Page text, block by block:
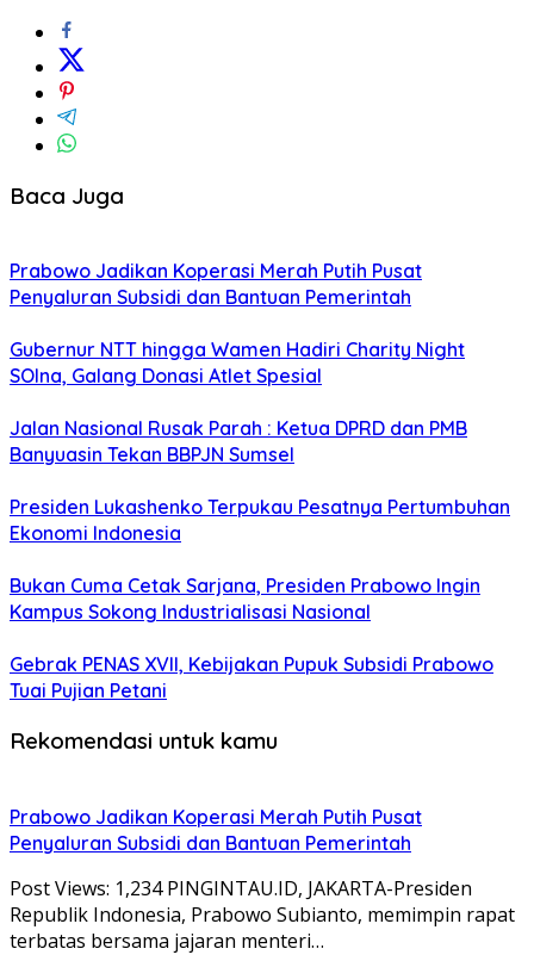
Baca Juga
Prabowo Jadikan Koperasi Merah Putih Pusat
Penyaluran Subsidi dan Bantuan Pemerintah
Gubernur NTT hingga Wamen Hadiri Charity Night
SOIna, Galang Donasi Atlet Spesial
Jalan Nasional Rusak Parah : Ketua DPRD dan PMB
Banyuasin Tekan BBPJN Sumsel
Presiden Lukashenko Terpukau Pesatnya Pertumbuhan
Ekonomi Indonesia
Bukan Cuma Cetak Sarjana, Presiden Prabowo Ingin
Kampus Sokong Industrialisasi Nasional
Gebrak PENAS XVII, Kebijakan Pupuk Subsidi Prabowo
Tuai Pujian Petani
Rekomendasi untuk kamu
Prabowo Jadikan Koperasi Merah Putih Pusat
Penyaluran Subsidi dan Bantuan Pemerintah
Post Views: 1,234 PINGINTAU.ID, JAKARTA-Presiden
Republik Indonesia, Prabowo Subianto, memimpin rapat
terbatas bersama jajaran menteri…